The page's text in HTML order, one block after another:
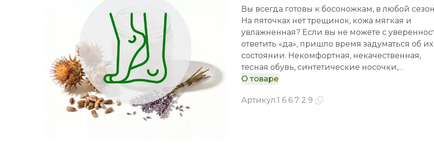
Вы всегда готовы к босоножкам, в любой
На пяточках нет трещинок, кожа мягкая и
увлажненная? Если вы не можете с
ответить «да», пришло время задуматься об их
состоянии. Некомфортная, некачественная,
тесная обувь, синтетические носочки,
несоблюдение правил личной гигиены,
недостаточный уход – все это явные причины.
О товаре
Артикул:166729